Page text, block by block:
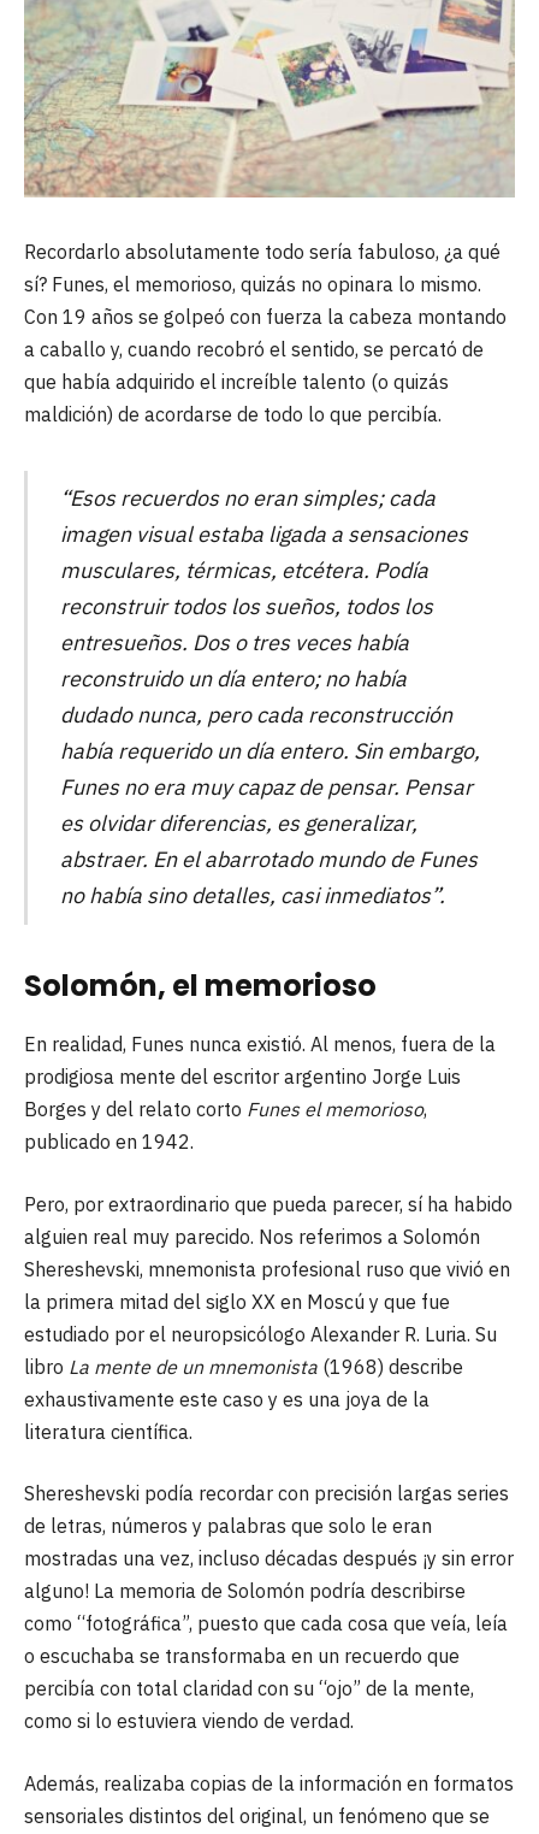
Recordarlo absolutamente todo sería fabuloso, ¿a qué
sí? Funes, el memorioso, quizás no opinara lo mismo.
Con 19 años se golpeó con fuerza la cabeza montando
a caballo y, cuando recobró el sentido, se percató de
que había adquirido el increíble talento (o quizás
maldición) de acordarse de todo lo que percibía.
“Esos recuerdos no eran simples; cada
imagen visual estaba ligada a sensaciones
musculares, térmicas, etcétera. Podía
reconstruir todos los sueños, todos los
entresueños. Dos o tres veces había
reconstruido un día entero; no había
dudado nunca, pero cada reconstrucción
había requerido un día entero. Sin embargo,
Funes no era muy capaz de pensar. Pensar
es olvidar diferencias, es generalizar,
abstraer. En el abarrotado mundo de Funes
no había sino detalles, casi inmediatos”.
Solomón, el memorioso
En realidad, Funes nunca existió. Al menos, fuera de la
prodigiosa mente del escritor argentino Jorge Luis
Borges y del relato corto Funes el memorioso,
publicado en 1942.
Pero, por extraordinario que pueda parecer, sí ha habido
alguien real muy parecido. Nos referimos a Solomón
Shereshevski, mnemonista profesional ruso que vivió en
la primera mitad del siglo XX en Moscú y que fue
estudiado por el neuropsicólogo Alexander R. Luria. Su
libro La mente de un mnemonista (1968) describe
exhaustivamente este caso y es una joya de la
literatura científica.
Shereshevski podía recordar con precisión largas series
de letras, números y palabras que solo le eran
mostradas una vez, incluso décadas después ¡y sin error
alguno! La memoria de Solomón podría describirse
como “fotográfica”, puesto que cada cosa que veía, leía
o escuchaba se transformaba en un recuerdo que
percibía con total claridad con su “ojo” de la mente,
como si lo estuviera viendo de verdad.
Además, realizaba copias de la información en formatos
sensoriales distintos del original, un fenómeno que se